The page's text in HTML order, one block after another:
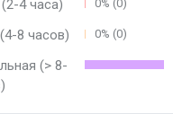
4 часа) 0% (0)
8 часов) 0% (0)
(> 8-